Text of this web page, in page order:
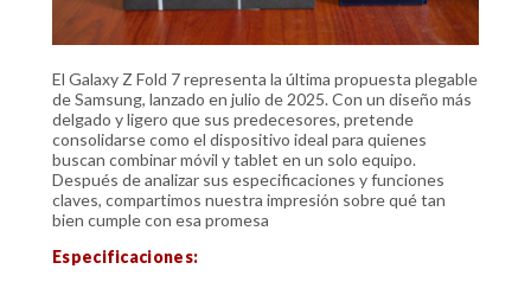
El Galaxy Z Fold 7 representa la última propuesta plegable
de Samsung, lanzado en julio de 2025. Con un diseño más
delgado y ligero que sus predecesores, pretende
consolidarse como el dispositivo ideal para quienes
buscan combinar móvil y tablet en un solo equipo.
Después de analizar sus especificaciones y funciones
claves, compartimos nuestra impresión sobre qué tan
bien cumple con esa promesa
Especificaciones: